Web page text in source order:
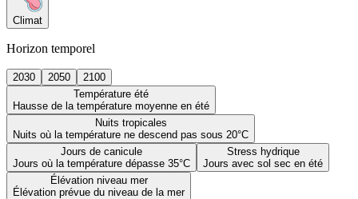
Climat
Horizon temporel
2030 2050
2100
Température été
Hausse de la température moyenne en été
Nuits tropicales
Nuits où la température ne descend pas sous 20°C
Jours de canicule
Jours où la température dépasse 35°C
Stress hydrique
Jours avec sol sec en été
Élévation niveau mer
Élévation prévue du niveau de la mer